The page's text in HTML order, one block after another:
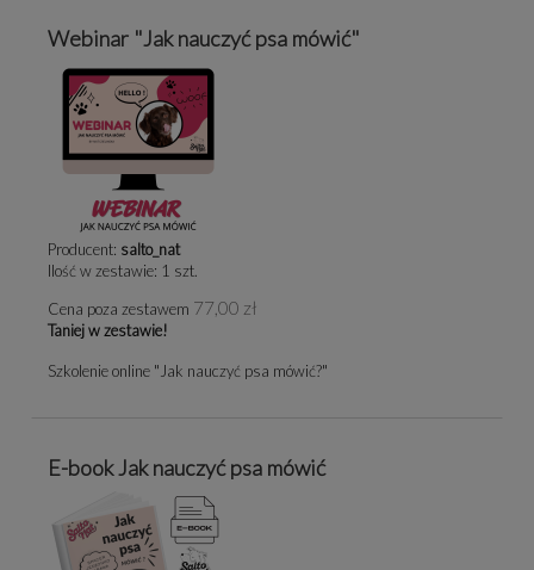
Webinar "Jak nauczyć psa mówić"
Producent: salto_nat
Ilość w zestawie: 1 szt.
Cena poza zestawem 77,00 zł
Taniej w zestawie!
Szkolenie online "Jak nauczyć psa mówić?"
E-book Jak nauczyć psa mówić